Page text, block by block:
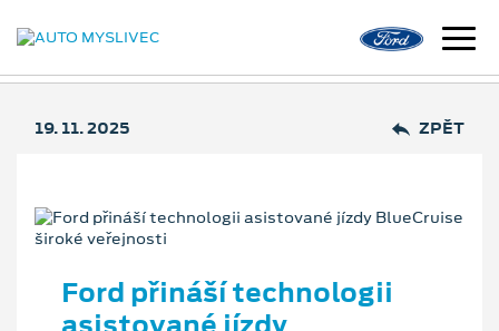
19. 11. 2025 ZPĚT
Ford přináší technologii